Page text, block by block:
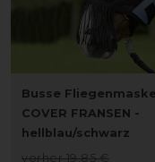
Busse Fliegenmaske
COVER FRANSEN -
hellblau/schwarz
vorher 19,85 €